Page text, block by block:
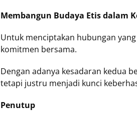
Membangun Budaya Etis dalam
Untuk menciptakan hubungan
komitmen bersama.
Dengan adanya kesadaran kedua
tetapi justru menjadi kunci
Penutup